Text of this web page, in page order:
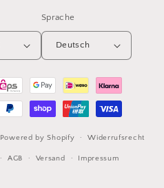
Sprache
Deutsch
Powered by Shopify Widerrufsrecht
AGB Versand Impressum